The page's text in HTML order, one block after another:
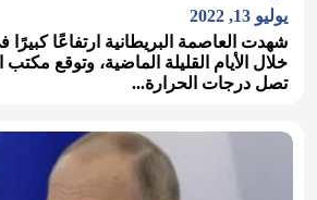
يوليو 13, 2022
شهدت العاصمة البريطانية ارتفاعًا
خلال الأيام القليلة الماضية، وتوقع مكتب
تصل درجات الحرارة...